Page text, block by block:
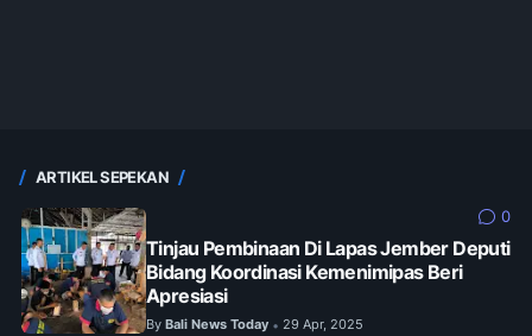
ARTIKEL SEPEKAN
0
Tinjau Pembinaan Di Lapas Jember Deputi
Bidang Koordinasi Kemenimipas Beri
Apresiasi
By Bali News Today • 29 Apr, 2025